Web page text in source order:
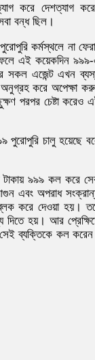
করে দেশত্যাগ
বন্ধ ছিল।
কর্মস্থলে না
ফলে এই কয়েকদিন
সকল এজেন্ট এখন
করে অপেক্ষা
পরপর চেষ্টা করেও
পুরোপুরি চালু হয়েছে
৯৯৯ কল করে
এবং অপরাধ
করে দেওয়া হয়।
দিতে হয়। আর
ব্যক্তিকে কল